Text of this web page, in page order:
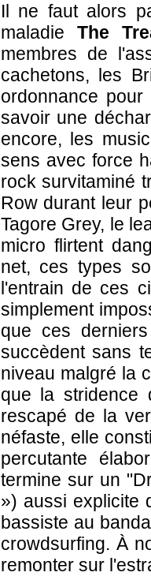
Il ne faut alors
maladie The
membres de
cachetons, les
ordonnance
savoir une
encore, les
sens avec force
rock survitaminé
Row durant leur
Tagore Grey, le
micro flirtent
net, ces types
l'entrain de ces
simplement
que ces
succèdent sans
niveau malgré la
que la stridence
rescapé de la
néfaste, elle
percutante
termine sur un
») aussi explicite
bassiste au
crowdsurfing. À
remonter sur